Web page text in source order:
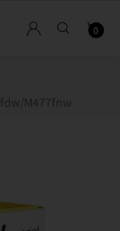
0
M477fnw